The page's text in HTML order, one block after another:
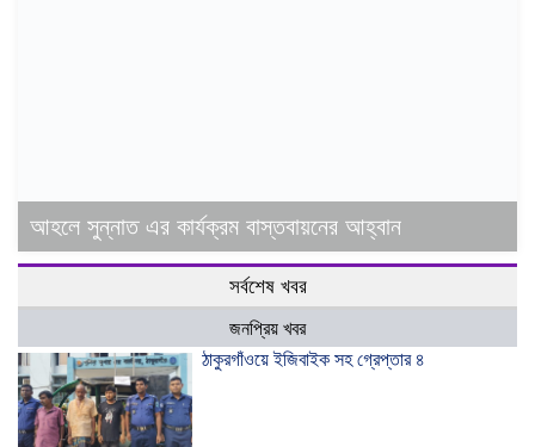
আহলে সুন্নাত এর কার্যক্রম বাস্তবায়নের আহ্বান
সর্বশেষ খবর
জনপ্রিয় খবর
ঠাকুরগাঁওয়ে ইজিবাইক সহ গ্রেপ্তার ৪